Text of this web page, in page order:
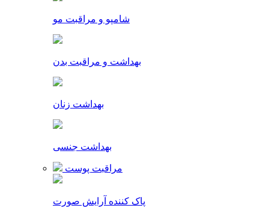
شامپو و مراقبت مو
بهداشت و مراقبت بدن
بهداشت زنان
بهداشت جنسی
مراقبت پوست
پاک کننده آرایش صورت